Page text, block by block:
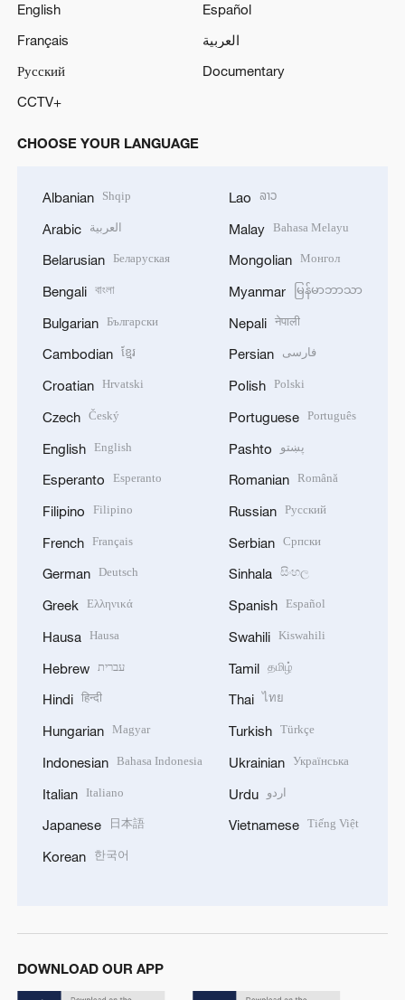
English
Español
Français
العربية
Русский
Documentary
CCTV+
CHOOSE YOUR LANGUAGE
Albanian Shqip
Arabic العربية
Belarusian Беларуская
Bengali বাংলা
Bulgarian Български
Cambodian ខ្មែរ
Croatian Hrvatski
Czech Český
English English
Esperanto Esperanto
Filipino Filipino
French Français
German Deutsch
Greek Ελληνικά
Hausa Hausa
Hebrew עברית
Hindi हिन्दी
Hungarian Magyar
Indonesian Bahasa Indonesia
Italian Italiano
Japanese 日本語
Korean 한국어
Lao ລາວ
Malay Bahasa Melayu
Mongolian Монгол
Myanmar မြန်မာဘာသာ
Nepali नेपाली
Persian فارسی
Polish Polski
Portuguese Português
Pashto پښتو
Romanian Română
Russian Русский
Serbian Српски
Sinhala සිංහල
Spanish Español
Swahili Kiswahili
Tamil தமிழ்
Thai ไทย
Turkish Türkçe
Ukrainian Українська
Urdu اردو
Vietnamese Tiếng Việt
DOWNLOAD OUR APP